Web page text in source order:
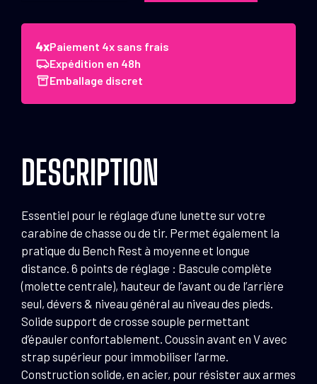
Chevalet
de
tir
pour
Paiement 4x sans frais
Expédition en 48h
Emballage discret
DESCRIPTION
Essentiel pour le réglage d’une lunette sur votre
carabine de chasse ou de tir. Permet également la
pratique du Bench Rest à moyenne et longue
distance. 6 points de réglage : Bascule complète
(molette centrale), hauteur de l’avant ou de l’arrière
seul, dévers & niveau général au niveau des pieds.
Solide support de crosse souple permettant
d’épauler confortablement. Coussin avant en V avec
strap supérieur pour immobiliser l’arme.
Construction solide, en acier, pour résister aux armes